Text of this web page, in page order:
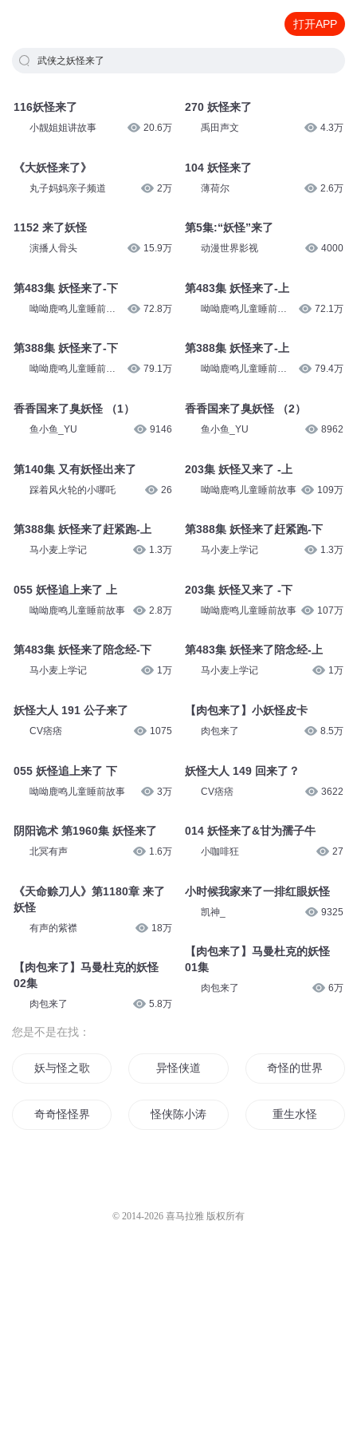
打开APP
武侠之妖怪来了
116妖怪来了
小靓姐姐讲故事 20.6万
《大妖怪来了》
丸子妈妈亲子频道 2万
1152 来了妖怪
演播人骨头 15.9万
第483集 妖怪来了-下
呦呦鹿鸣儿童睡前故
72.8万
第388集 妖怪来了-下
呦呦鹿鸣儿童睡前故
79.1万
香香国来了臭妖怪 （1）
鱼小鱼_YU 9146
第140集 又有妖怪出来了
踩着风火轮的小哪吒 26
第388集 妖怪来了赶紧跑-上
马小麦上学记 1.3万
055 妖怪追上来了 上
呦呦鹿鸣儿童睡前故事 2.8万
第483集 妖怪来了陪念经-下
马小麦上学记 1万
妖怪大人 191 公子来了
CV痞痞 1075
055 妖怪追上来了 下
呦呦鹿鸣儿童睡前故事 3万
阴阳诡术 第1960集 妖怪来了
北冥有声 1.6万
《天命赊刀人》第1180章 来了
妖怪
有声的紫襟 18万
【肉包来了】马曼杜克的妖怪
02集
肉包来了 5.8万
270 妖怪来了
禹田声文 4.3万
104 妖怪来了
薄荷尔 2.6万
第5集:“妖怪”来了
动漫世界影视 4000
第483集 妖怪来了-上
呦呦鹿鸣儿童睡前故
72.1万
第388集 妖怪来了-上
呦呦鹿鸣儿童睡前故
79.4万
香香国来了臭妖怪 （2）
鱼小鱼_YU 8962
203集 妖怪又来了 -上
呦呦鹿鸣儿童睡前故事 109万
第388集 妖怪来了赶紧跑-下
马小麦上学记 1.3万
203集 妖怪又来了 -下
呦呦鹿鸣儿童睡前故事 107万
第483集 妖怪来了陪念经-上
马小麦上学记 1万
【肉包来了】小妖怪皮卡
肉包来了 8.5万
妖怪大人 149 回来了？
CV痞痞 3622
014 妖怪来了&甘为孺子牛
小咖啡狂 27
小时候我家来了一排红眼妖怪
凯神_ 9325
【肉包来了】马曼杜克的妖怪
01集
肉包来了 6万
您是不是在找：
妖与怪之歌 异怪侠道 奇怪的世界有奇
奇奇怪怪界 怪侠陈小涛 重生水怪
© 2014-2026 喜马拉雅 版权所有